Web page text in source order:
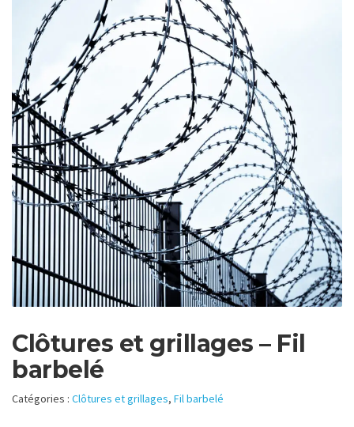
Clôtures et grillages – Fil
barbelé
Catégories : Clôtures et grillages, Fil barbelé